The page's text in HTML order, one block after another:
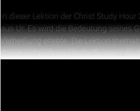
In dieser Lektion der Christ Study
aus Ur. Es wird die Bedeutung seines
Verheißung erlebte. Die Lektion
damit verbundenen Verheißungen.